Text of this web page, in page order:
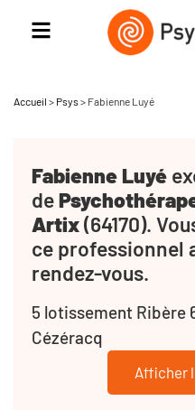
Accueil > Psys > Fabienne Luyé
Fabienne Luyé
de
Artix(64170).
ce professionnel
rendez-vous.
5 lotissement Ribère
Cézéracq
Afficher